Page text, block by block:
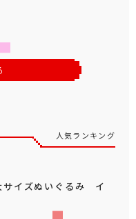
人気ランキング
イズぬいぐるみ イ